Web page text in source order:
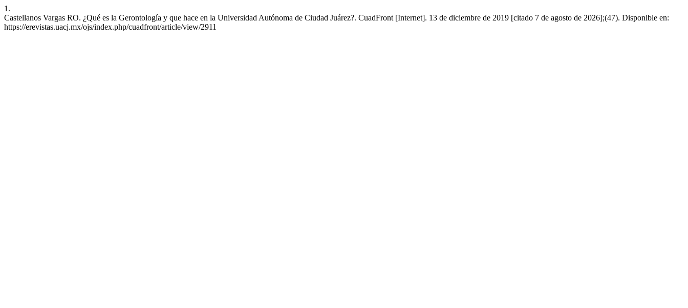
1.
Castellanos Vargas RO. ¿Qué es la Gerontología y que hace en la Universidad Autónoma de Ciudad Juárez?. CuadFront [Internet]. 13 de diciembre de 2019 [citado 7 de agosto de 2026];(47). Disponible en:
https://erevistas.uacj.mx/ojs/index.php/cuadfront/article/view/2911